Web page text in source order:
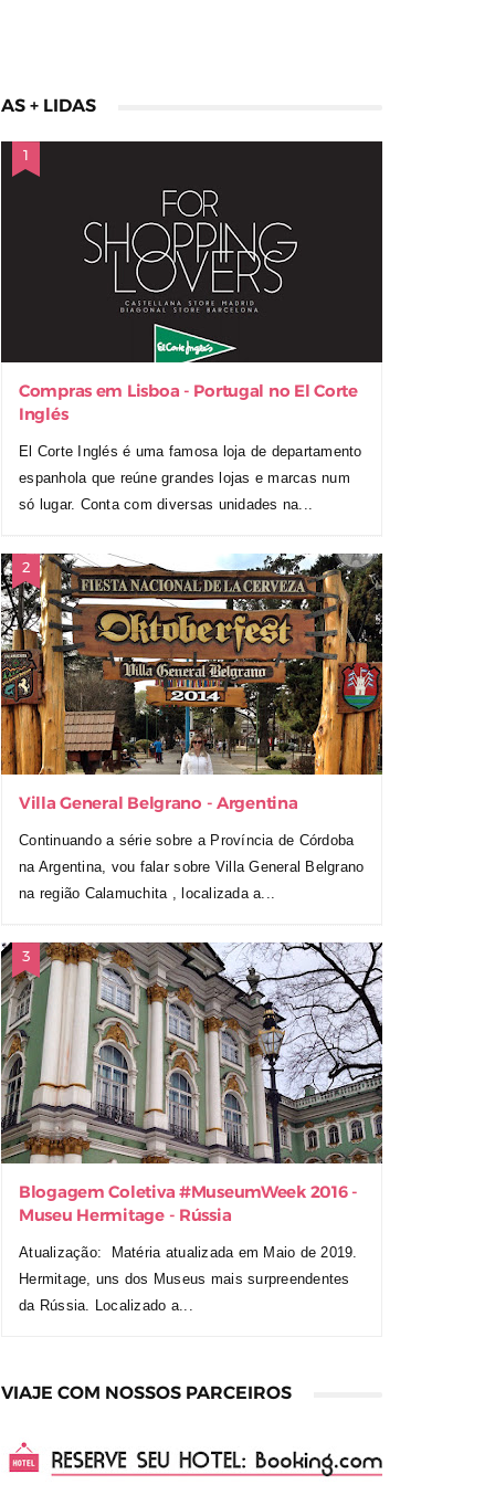
AS + LIDAS
Compras em Lisboa - Portugal no El Corte
Inglés
El Corte Inglés é uma famosa loja de departamento
espanhola que reúne grandes lojas e marcas num
só lugar. Conta com diversas unidades na...
Villa General Belgrano - Argentina
Continuando a série sobre a Província de Córdoba
na Argentina, vou falar sobre Villa General Belgrano
na região Calamuchita , localizada a...
Blogagem Coletiva ‪#‎MuseumWeek‬ 2016 -
Museu Hermitage - Rússia
Atualização: Matéria atualizada em Maio de 2019.
Hermitage, uns dos Museus mais surpreendentes
da Rússia. Localizado a...
VIAJE COM NOSSOS PARCEIROS